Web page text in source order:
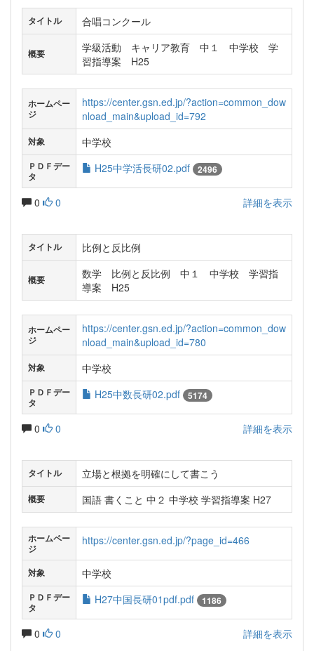
タイトル 合唱コンクール
概要
学級活動 キャリア教育 中１ 中学校 学
習指導案 H25
ホームペー
ジ
https://center.gsn.ed.jp/?action=common_dow
nload_main&upload_id=792
対象 中学校
ＰＤＦデー
タ
H25中学活長研02.pdf 2496
0 0 詳細を表示
タイトル 比例と反比例
概要
数学 比例と反比例 中１ 中学校 学習指
導案 H25
ホームペー
ジ
https://center.gsn.ed.jp/?action=common_dow
nload_main&upload_id=780
対象 中学校
ＰＤＦデー
タ
H25中数長研02.pdf 5174
0 0 詳細を表示
タイトル 立場と根拠を明確にして書こう
概要 国語 書くこと 中２ 中学校 学習指導案 H27
ホームペー
ジ
https://center.gsn.ed.jp/?page_id=466
対象 中学校
ＰＤＦデー
タ
H27中国長研01pdf.pdf 1186
0 0 詳細を表示